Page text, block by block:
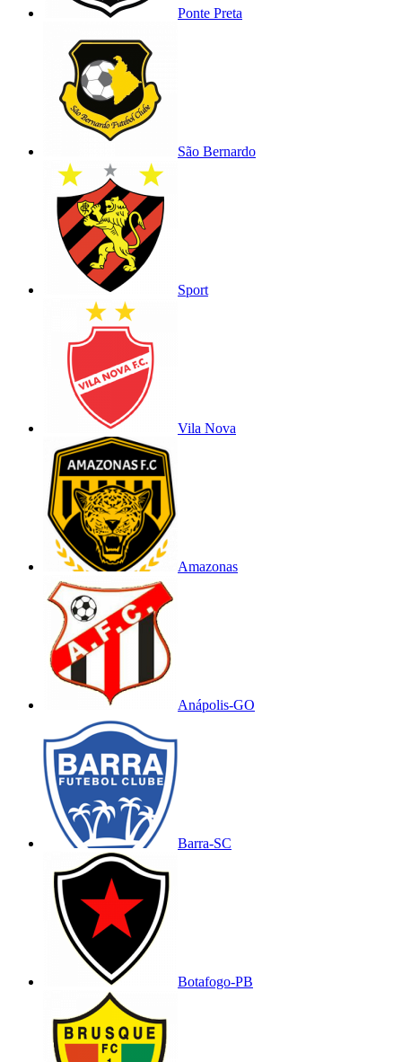
Ponte Preta
São Bernardo
Sport
Vila Nova
Amazonas
Anápolis-GO
Barra-SC
Botafogo-PB